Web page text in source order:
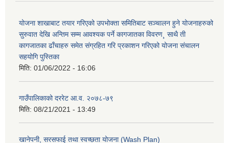
योजना शाखाबाट तयार गरिएको उपभोक्ता समितिबाट सञ्चालन हुने योजनाहरुको
सुरुवात देखि अन्तिम सम्म आवश्यक पर्ने कागजातका विवरण¸ साथै ती
कागजातका ढाँचाहरु समेत संग्रहित गरि प्रकाशन गरिएको योजना संचालन
सहयोगि पुस्तिका
मिति: 01/06/2022 - 16:06
गाउँपालिकाको दररेट आ.व. २०७८-७९
मिति: 08/21/2021 - 13:49
खानेपनी, सरसफाई तथा स्वच्छता योजना (Wash Plan)